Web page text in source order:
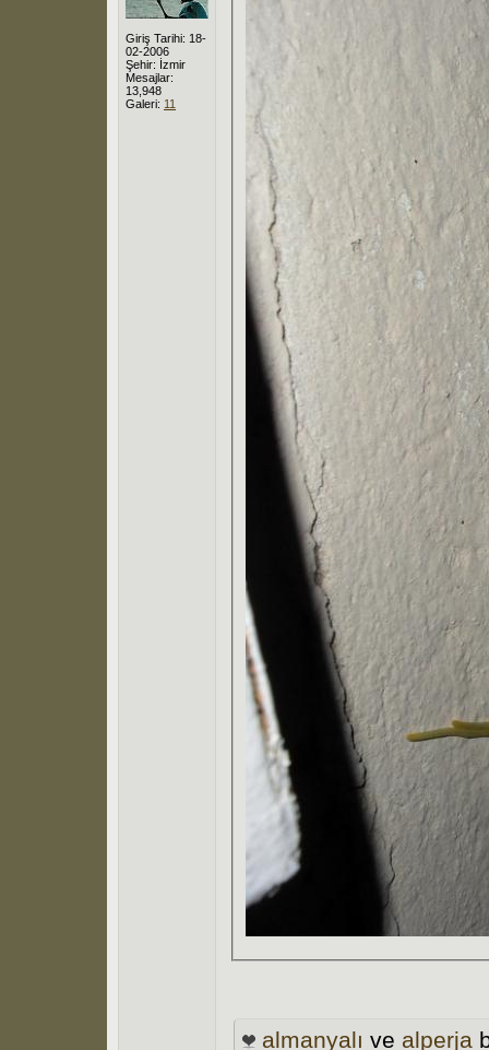
Giriş Tarihi: 18-
02-2006
Şehir: İzmir
Mesajlar:
13,948
Galeri: 11
almanyalı ve alperja